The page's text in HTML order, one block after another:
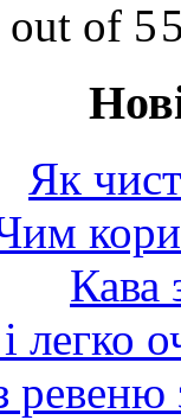
Як
Кава
легко
ревеню